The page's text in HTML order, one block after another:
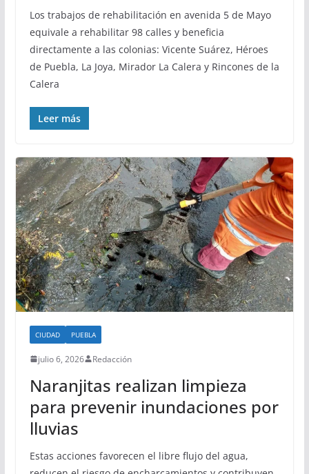
Los trabajos de rehabilitación en avenida 5 de Mayo
equivale a rehabilitar 98 calles y beneficia
directamente a las colonias: Vicente Suárez, Héroes
de Puebla, La Joya, Mirador La Calera y Rincones de la
Calera
Leer más
CIUDAD PUEBLA
julio 6, 2026 Redacción
Naranjitas realizan limpieza
para prevenir inundaciones por
lluvias
Estas acciones favorecen el libre flujo del agua,